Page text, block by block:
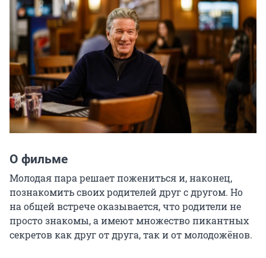
О фильме
Молодая пара решает пожениться и, наконец,
познакомить своих родителей друг с другом. Но
на общей встрече оказывается, что родители не
просто знакомы, а имеют множество пикантных
секретов как друг от друга, так и от молодожёнов.